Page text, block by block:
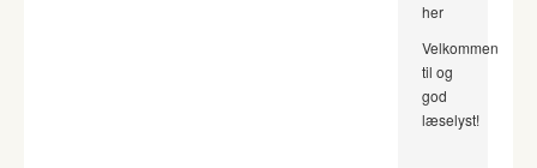
her
Velkommen
til og
god
læselyst!